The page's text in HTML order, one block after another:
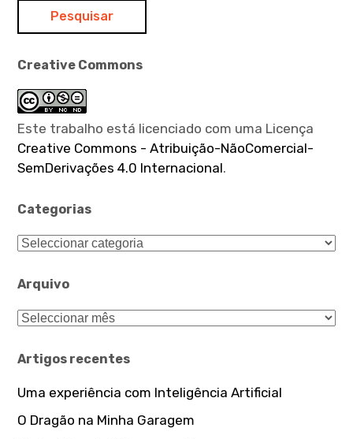
Creative Commons
Este trabalho está licenciado com uma Licença
Creative Commons - Atribuição-NãoComercial-
SemDerivações 4.0 Internacional.
Categorias
Categorias
Arquivo
Arquivo
Artigos recentes
Uma experiência com Inteligência Artificial
O Dragão na Minha Garagem